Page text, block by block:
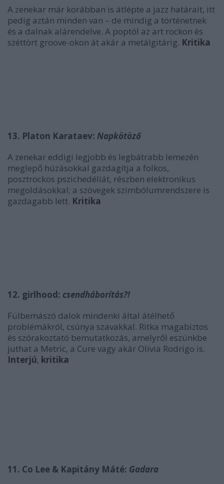
A zenekar már korábban is átlépte a jazz határait, itt
pedig aztán minden van – de mindig a történetnek
és a dalnak alárendelve. A poptól az art rockon és
széttört groove-okon át akár a metálgitárig. Kritika
13. Platon Karataev: Napkötöző
A zenekar eddigi legjobb és legbátrabb lemezén
meglepő húzásokkal gazdagítja a folkos,
posztrockos pszichedéliát, részben elektronikus
megoldásokkal; a szövegek szimbólumrendszere is
gazdagabb lett. Kritika
12. girlhood: csendháborítás?!
Fülbemászó dalok mindenki által átélhető
problémákról, csúnya szavakkal. Ritka magabiztos
és szórakoztató bemutatkozás, amelyről eszünkbe
juthat a Metric, a Cure vagy akár Olivia Rodrigo is.
Interjú, kritika
11. Co Lee & Kapitány Máté: Gadara